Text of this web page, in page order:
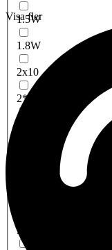
1.5W
1.8W
2x10
2*10W
3x1W
Visa fler